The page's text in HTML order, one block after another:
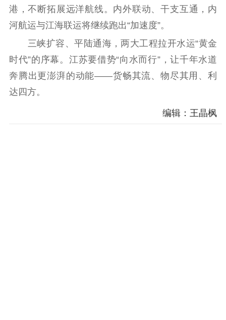
港，不断拓展远洋航线。内外联动、干支互通，内
河航运与江海联运将继续跑出“加速度”。
三峡扩容、平陆通海，两大工程拉开水运“黄金
时代”的序幕。江苏要借势“向水而行”，让千年水道
奔腾出更澎湃的动能——货畅其流、物尽其用、利
达四方。
编辑：王晶枫